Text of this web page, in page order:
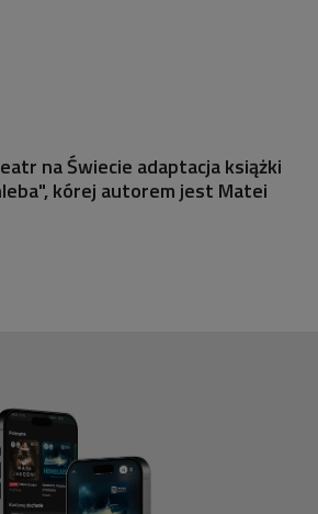
na Świecie adaptacja książki
kórej autorem jest Matei